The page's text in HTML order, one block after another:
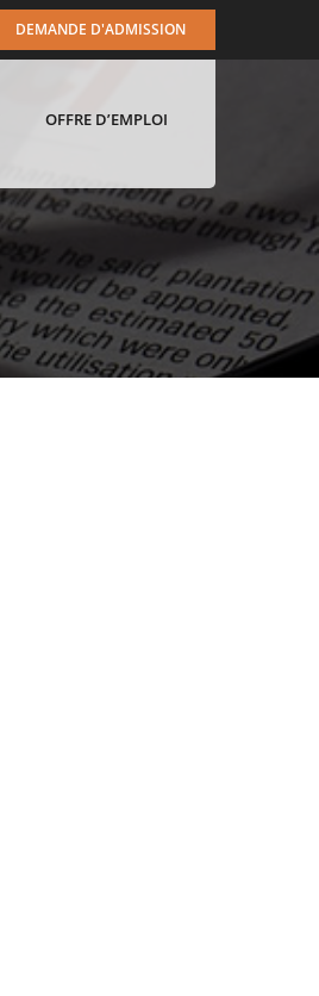
DEMANDE D'ADMISSION
OFFRE D’EMPLOI